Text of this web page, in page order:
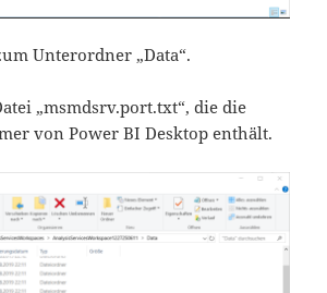
Unterordner „Data“.
„msmdsrv.port.txt“, die die
von Power BI Desktop enthält.